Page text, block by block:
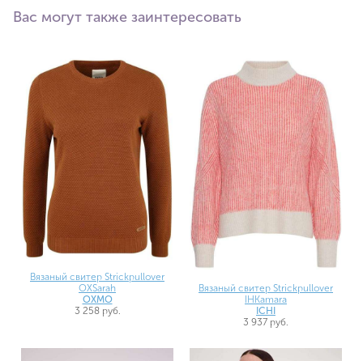
Вас могут также заинтересовать
Вязаный свитер Strickpullover
OXSarah
OXMO
3 258 руб.
Вязаный свитер Strickpullover
IHKamara
ICHI
3 937 руб.